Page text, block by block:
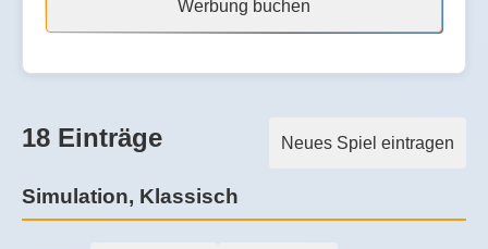
Werbung buchen
Neues Spiel eintragen
18 Einträge
Simulation, Klassisch